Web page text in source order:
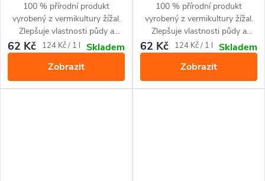
100 % přírodní produkt
vyrobený z vermikultury žížal.
Zlepšuje vlastnosti půdy a
obohacuje půdu o živiny.
Zajišťuje optimální růst a
intenzivně zelenou barvu listů.
Pro všechny druhy okrasných
62 Kč
Měrná
124 Kč / 1 l
Skladem
Zobrazit
100 % přírodní produkt
vyrobený z vermikultury žížal.
Zlepšuje vlastnosti půdy a
obohacuje půdu o živiny.
Zajišťuje optimální růst a zdravé
a vysoké výnosy. Pro pěstování
zeleniny a bylinek.
62 Kč
Měrná
124 Kč / 1 l
Skladem
Zobrazit